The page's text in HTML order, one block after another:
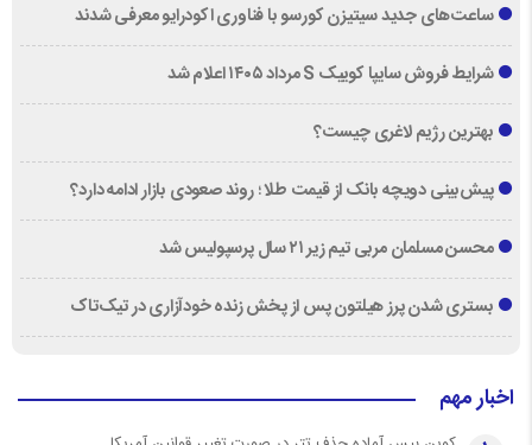
ساعت‌های جدید سیتیزن کورسو با فناوری اکودرایو معرفی شدند
شرایط فروش سایپا کوییک S مرداد ۱۴۰۵ اعلام شد
بهترین رژیم لاغری چیست؟
پیش‌بینی دویچه‌ بانک از قیمت طلا ؛ روند صعودی بازار ادامه دارد؟
محسن مسلمان مربی تیم زیر ۲۱ سال پرسپولیس شد
بستری شدن پرز هیلتون پس از پخش زنده خودآزاری در تیک‌تاک
اخبار مهم